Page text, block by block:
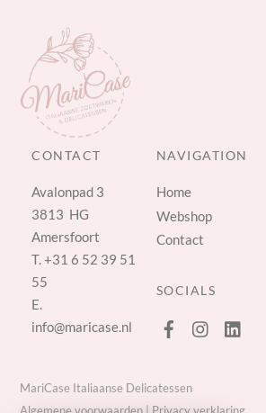
CONTACT
Avalonpad 3
3813 HG
Amersfoort
T.+31 6 52 39 51
55
E.
info@maricase.nl
NAVIGATION
Home
Webshop
Contact
SOCIALS
MariCase Italiaanse Delicatessen